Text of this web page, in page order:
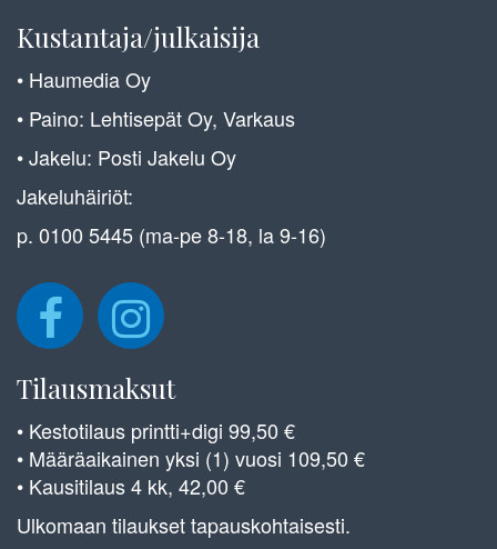
Kustantaja/julkaisija
• Haumedia Oy
• Paino: Lehtisepät Oy, Varkaus
• Jakelu: Posti Jakelu Oy
Jakeluhäiriöt:
p. 0100 5445 (ma-pe 8-18, la 9-16)
Tilausmaksut
• Kestotilaus printti+digi 99,50 €
• Määräaikainen yksi (1) vuosi 109,50 €
• Kausitilaus 4 kk, 42,00 €
Ulkomaan tilaukset tapauskohtaisesti.